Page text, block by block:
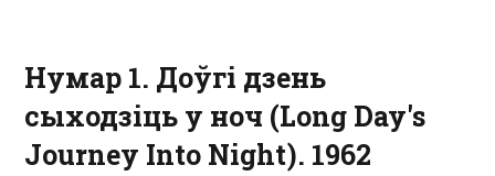
Нумар 1. Доўгі дзень
сыходзіць у ноч (Long Day's
Journey Into Night). 1962